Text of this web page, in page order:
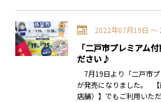
2022年07月19日 〜
「二戸市プレミアム
ださい♪
7月19日より「二戸市プ
が発売になりました。
店舗）】でもご利用いた